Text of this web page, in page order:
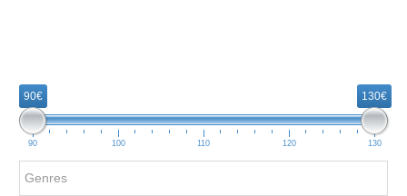
90€ 130€
90 100 110 120 130
c
h